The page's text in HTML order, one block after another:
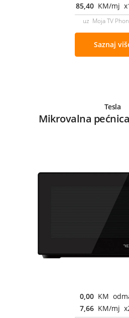
85,40 KM/mj
uz Moja TV
Saznaj
Tesla
Mikrovalna
0,00 KM
7,66 KM/mj